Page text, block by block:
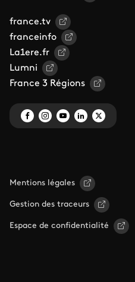
france.tv
franceinfo
La1ere.fr
Lumni
France 3 Régions
Mentions légales
Gestion des traceurs
Espace de confidentialité